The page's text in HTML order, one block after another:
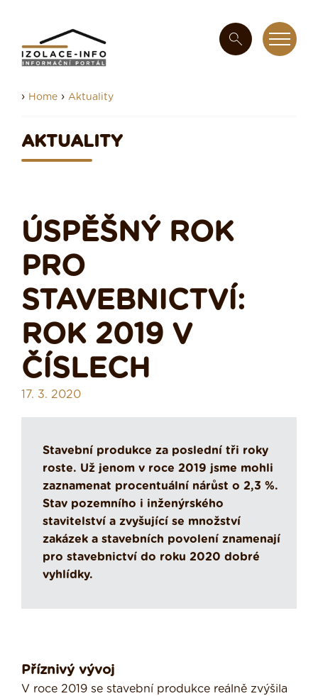
› Home › Aktuality
AKTUALITY
ÚSPĚŠNÝ ROK
PRO
STAVEBNICTVÍ:
ROK 2019 V
ČÍSLECH
17. 3. 2020
Stavební produkce za poslední tři roky
roste. Už jenom v roce 2019 jsme mohli
zaznamenat procentuální nárůst o 2,3 %.
Stav pozemního i inženýrského
stavitelství a zvyšující se množství
zakázek a stavebních povolení znamenají
pro stavebnictví do roku 2020 dobré
vyhlídky.
Příznivý vývoj
V roce 2019 se stavební produkce reálně zvýšila